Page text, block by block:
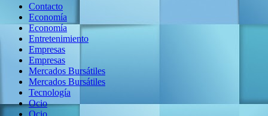
Contacto
Economía
Economía
Entretenimiento
Empresas
Empresas
Mercados Bursátiles
Mercados Bursátiles
Tecnología
Ocio
Ocio